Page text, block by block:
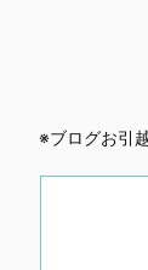
※ブログお引